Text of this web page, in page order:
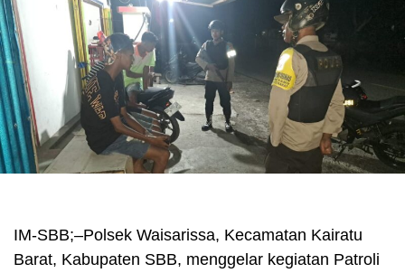
IM-SBB;–Polsek Waisarissa, Kecamatan Kairatu
Barat, Kabupaten SBB, menggelar kegiatan Patroli